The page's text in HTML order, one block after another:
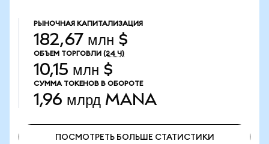
РЫНОЧНАЯ КАПИТАЛИЗАЦИЯ
182,67 млн $
ОБЪЕМ ТОРГОВЛИ (24 Ч)
10,15 млн $
СУММА ТОКЕНОВ В ОБОРОТЕ
1,96 млрд MANA
ПОСМОТРЕТЬ БОЛЬШЕ СТАТИСТИКИ